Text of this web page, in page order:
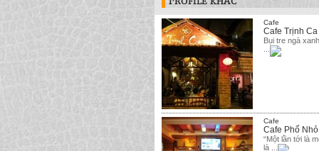
Cafe
Cafe Trịnh
Bụi tre ngà
Cafe
Cafe Phố Nhỏ
“Một lần tới là
là ...